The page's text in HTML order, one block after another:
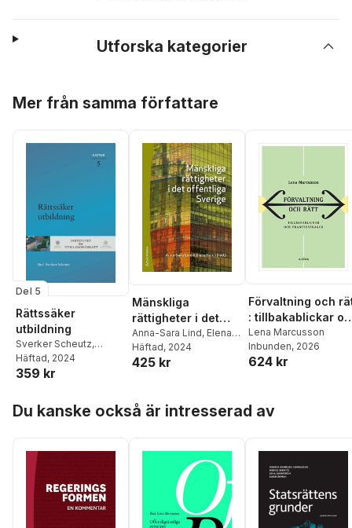
Utforska kategorier
Mer från samma författare
Del 5
Rättssäker
utbildning
Sverker Scheutz,
Hedvig Bernitz
Susanne Fransson
Westerberg,Lotta
Marcusson
Ryffé
Häftad, 2024
359 kr
Mänskliga
rättigheter i det
offentliga Sverige
Anna-Sara Lind, Elena
Namli,Thomas Bull
Jenny Ehnberg
Marcusson
Mörk, Annika Nilsson,
Häftad, 2024
425 kr
Förvaltning och
: tillbakablickar
framtidsfrågor
Lena Marcusson
Inbunden, 2026
624 kr
Du kanske också är intresserad av